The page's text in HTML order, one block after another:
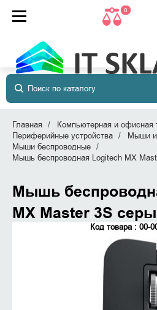
0
Главная
Компьютерная и офисная
Периферийные устройства
Мыши и
Мыши беспроводные
Мышь беспроводная Logitech MX
Мышь
MX Master 3S
Код товара : 00-